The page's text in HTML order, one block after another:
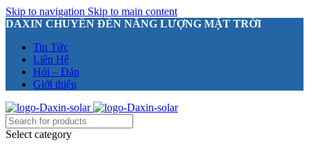
Skip to navigation Skip to main content
DAXIN CHUYÊN ĐÈN NĂNG LƯỢNG MẶT TRỜI
Tin Tức
Liên Hệ
Hỏi – Đáp
Giới thiệu
Select category